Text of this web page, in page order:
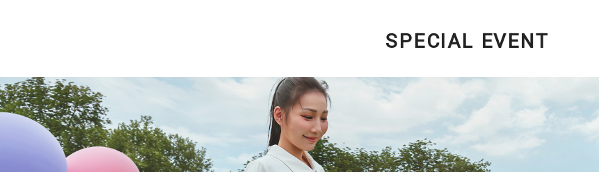
SPECIAL EVENT